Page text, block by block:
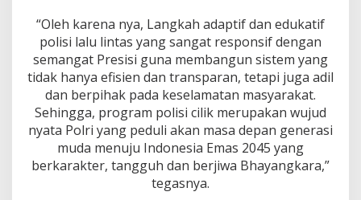
i
a
:
E
d
u
k
a
t
i
,
“Oleh karena nya, Langkah adaptif dan edukatif
polisi lalu lintas yang sangat responsif dengan
semangat Presisi guna membangun sistem yang
tidak hanya efisien dan transparan, tetapi juga adil
dan berpihak pada keselamatan masyarakat.
Sehingga, program polisi cilik merupakan wujud
nyata Polri yang peduli akan masa depan generasi
muda menuju Indonesia Emas 2045 yang
berkarakter, tangguh dan berjiwa Bhayangkara,”
tegasnya.